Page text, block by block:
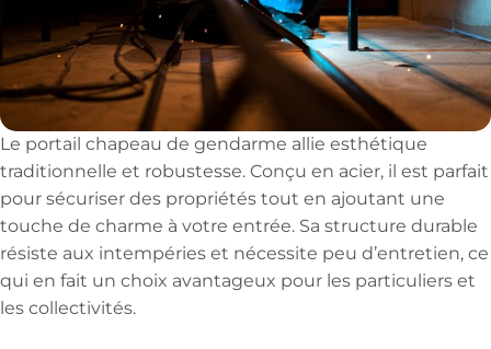
Le portail chapeau de gendarme allie esthétique
traditionnelle et robustesse. Conçu en acier, il est parfait
pour sécuriser des propriétés tout en ajoutant une
touche de charme à votre entrée. Sa structure durable
résiste aux intempéries et nécessite peu d’entretien, ce
qui en fait un choix avantageux pour les particuliers et
les collectivités.